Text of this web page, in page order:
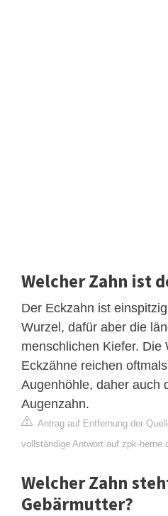
Welcher Zahn ist
Der Eckzahn ist
Wurzel, dafür aber die
menschlichen Kiefer. Die
Eckzähne reichen
Augenhöhle, daher auch
Augenzahn.
Antrag auf Entfernung der
vollständige Antwort auf zpk-
Welcher Zahn
Gebärmutter?